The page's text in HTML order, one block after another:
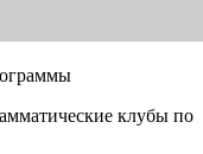
клубы по